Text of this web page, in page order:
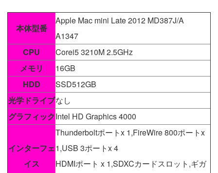
本体型番
Apple Mac mini Late 2012 MD387J/A
A1347
CPU
Corei5 3210M 2.5GHz
メモリ
16GB
HDD
SSD512GB
光学ドライブなし
グラフィックIntel HD Graphics 4000
インターフェ
イス
Thunderboltポートx 1,FireWire 800ポートx
1,USB 3ポートx 4
HDMIポート x 1,SDXCカードスロット,ギガ